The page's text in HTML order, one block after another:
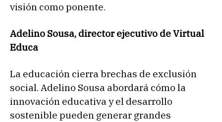
visión como ponente.
Adelino Sousa, director ejecutivo de Virtual
Educa
La educación cierra brechas de exclusión
social. Adelino Sousa abordará cómo la
innovación educativa y el desarrollo
sostenible pueden generar grandes